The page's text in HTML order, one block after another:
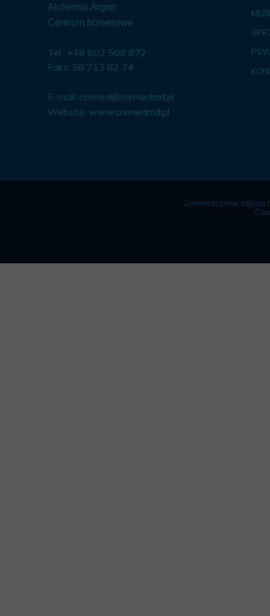
Alchemia Argon
Centrum biznesowe
Tel.: +48 603 508 872
Faks: 58 713 82 74
E-mail: cormed@cormedmd.pl
Website: www.cormedmd.pl
Zamieszczone